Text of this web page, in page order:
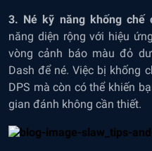
3. Né kỹ năng khống chế
năng diện rộng với hiệu
vòng cảnh báo màu đỏ
Dash để né. Việc bị khống
DPS mà còn có thể khiến
gian đánh không cần thiết.